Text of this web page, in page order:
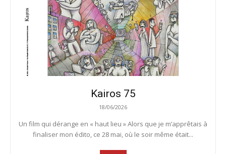
Kairos 75
18/06/2026
Un film qui dérange en « haut lieu » Alors que je m’apprêtais à
finaliser mon édito, ce 28 mai, où le soir même était...